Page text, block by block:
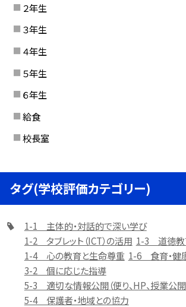
２年生
３年生
４年生
５年生
６年生
給食
校長室
タグ(学校評価カテゴリー)
1-1 主体的・対話的で深い学び
1-2 タブレット（ICT）の活用 1-3 道徳教
1-4 心の教育と生命尊重 1-6 食育・健
3-2 個に応じた指導
5-3 適切な情報公開（便り、HP、授業公開
5-4 保護者・地域との協力